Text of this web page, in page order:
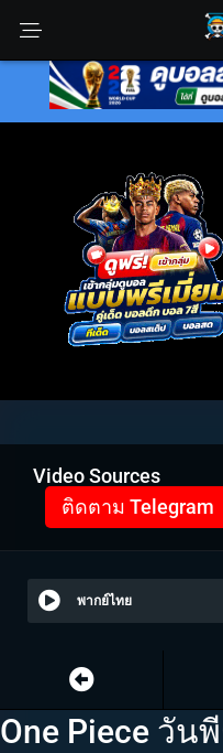
Video Sources
ติดตาม Telegram
พากย์ไทย
One Piece วัน